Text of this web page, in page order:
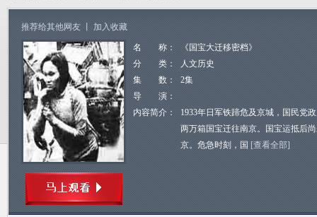
推荐给其他网友 加入收藏
名 称：
《国宝大迁移密档》
分 类：
人文历史
集 数：
2集
导 演：
内容简介：
1933年日军铁蹄危及京城，国民党
两万箱国宝迁往南京。国宝运抵后
京。危急时刻，国 [查看全部]